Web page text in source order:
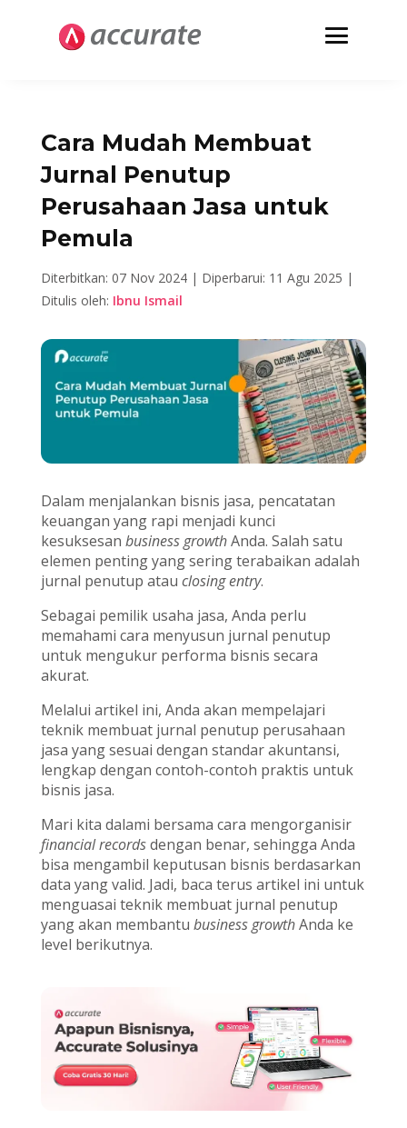
Cara Mudah Membuat
Jurnal Penutup
Perusahaan Jasa untuk
Pemula
Diterbitkan: 07 Nov 2024 | Diperbarui: 11 Agu 2025 |
Ditulis oleh: Ibnu Ismail
Dalam menjalankan bisnis jasa, pencatatan
keuangan yang rapi menjadi kunci
kesuksesan business growthAnda. Salah satu
elemen penting yang sering terabaikan adalah
jurnal penutup atau closing entry.
Sebagai pemilik usaha jasa, Anda perlu
memahami cara menyusun jurnal penutup
untuk mengukur performa bisnis secara
akurat.
Melalui artikel ini, Anda akan mempelajari
teknik membuat jurnal penutup perusahaan
jasa yang sesuai dengan standar akuntansi,
lengkap dengan contoh-contoh praktis untuk
bisnis jasa.
Mari kita dalami bersama cara mengorganisir
financial recordsdengan benar, sehingga Anda
bisa mengambil keputusan bisnis berdasarkan
data yang valid. Jadi, baca terus artikel ini untuk
menguasai teknik membuat jurnal penutup
yang akan membantu business growthAnda ke
level berikutnya.